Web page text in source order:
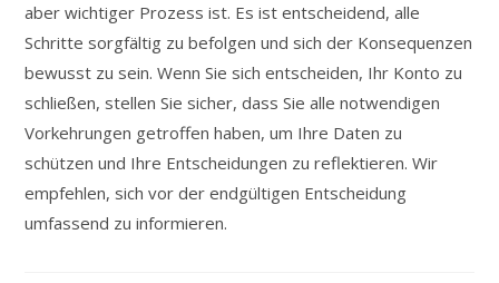
aber wichtiger Prozess ist. Es ist entscheidend, alle
Schritte sorgfältig zu befolgen und sich der Konsequenzen
bewusst zu sein. Wenn Sie sich entscheiden, Ihr Konto zu
schließen, stellen Sie sicher, dass Sie alle notwendigen
Vorkehrungen getroffen haben, um Ihre Daten zu
schützen und Ihre Entscheidungen zu reflektieren. Wir
empfehlen, sich vor der endgültigen Entscheidung
umfassend zu informieren.